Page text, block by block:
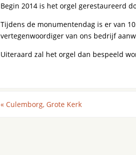
Begin 2014 is het orgel gerestaureerd
Tijdens de monumentendag is er van
vertegenwoordiger van ons bedrijf
Uiteraard zal het orgel dan bespeeld
« Culemborg, Grote Kerk